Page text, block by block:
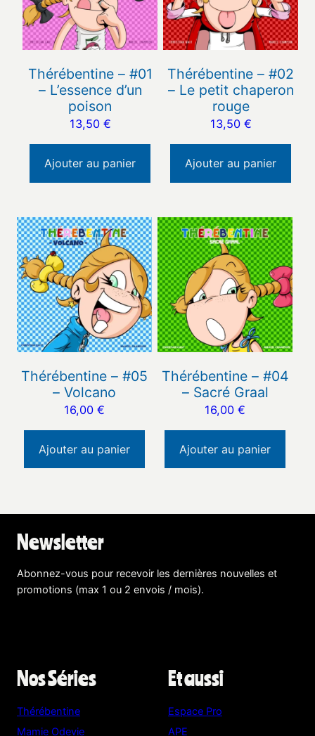
Thérébentine – #01
– L’essence d’un
poison
13,50 €
Ajouter au panier
Thérébentine – #02
– Le petit chaperon
rouge
13,50 €
Ajouter au panier
Thérébentine – #05
– Volcano
16,00 €
Ajouter au panier
Thérébentine – #04
– Sacré Graal
16,00 €
Ajouter au panier
Newsletter
Abonnez-vous pour recevoir les dernières nouvelles et
promotions (max 1 ou 2 envois / mois).
Nos Séries
Thérébentine
Mamie Odevie
Et aussi
Espace Pro
APE